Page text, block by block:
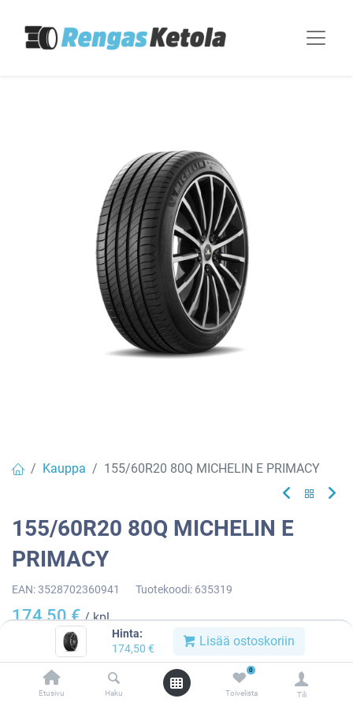
Hinta:
174,50 € Lisää ostoskoriin
Etusivu Haku
0
Toivelista Tili
Kauppa 155/60R20 80Q MICHELIN E PRIMACY
155/60R20 80Q MICHELIN E
PRIMACY
EAN:3528702360941 Tuotekoodi: 635319
174,50€ / kpl
Toimittajilla (kotimaa):Saatavilla
Toimitusaika: 3 arkipäivää